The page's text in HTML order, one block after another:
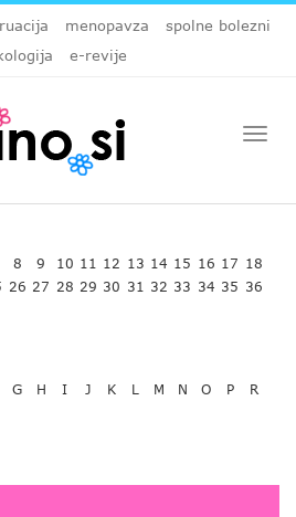
menopavza
spolne bolezni
e-revije
8 9 10 11 12 13 14 15 16 17 18
26 27 28 29 30 31 32 33 34 35 36
G H I J K L M N O P
R